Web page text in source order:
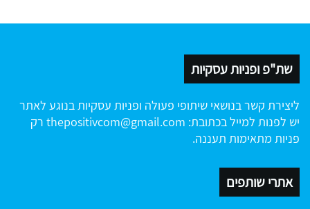
שת"פ ופניות עסקיות
ליצירת קשר בנושאי שיתופי פעולה ופניות עסקיות בנוגע לאתר
יש לפנות למייל בכתובת: thepositivcom@gmail.com רק
פניות מתאימות תעננה.
אתרי שותפים